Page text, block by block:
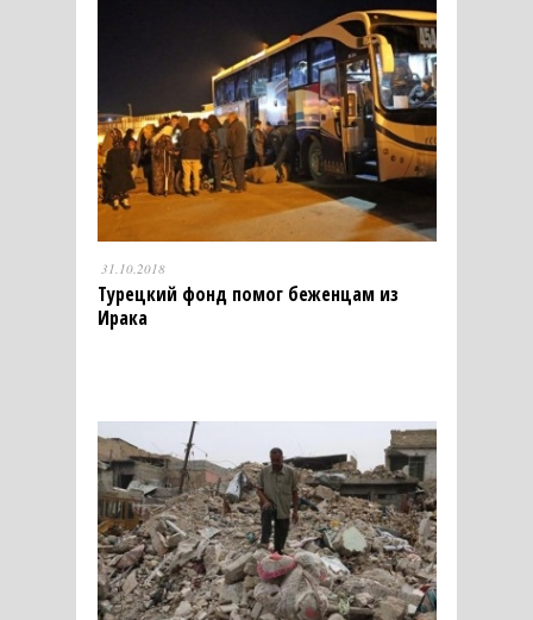
31.10.2018
Турецкий фонд помог беженцам из
Ирака